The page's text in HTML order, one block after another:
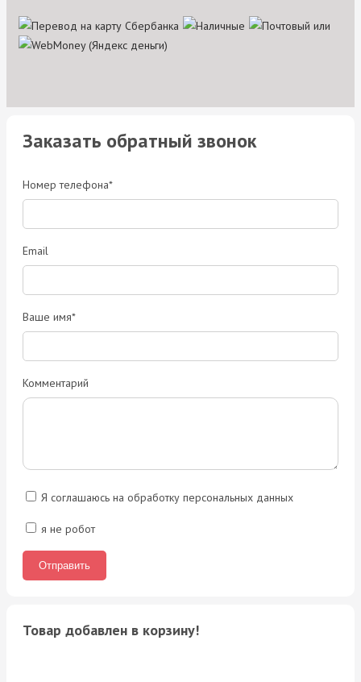
Заказать обратный звонок
Номер телефона*
Email
Ваше имя*
Комментарий
Я соглашаюсь на обработку персональных данных
я не робот
Товар добавлен в корзину!